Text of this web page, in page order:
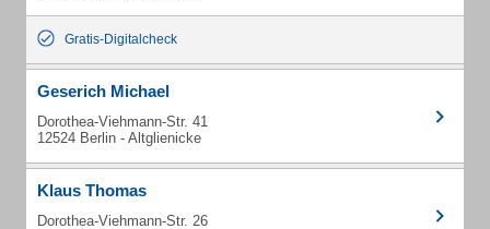
Gratis-Digitalcheck
Geserich Michael
Dorothea-Viehmann-Str. 41
12524 Berlin - Altglienicke
Klaus Thomas
Dorothea-Viehmann-Str. 26